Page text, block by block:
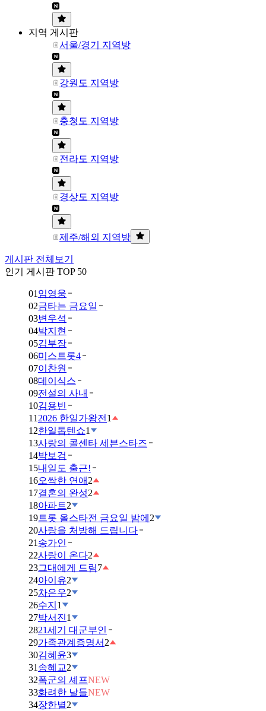
지역 게시판
서울/경기 지역방
강원도 지역방
충청도 지역방
전라도 지역방
경상도 지역방
제주/해외 지역방
게시판 전체보기
인기 게시판 TOP 50
01 임영웅
02금타는 금요일
03변우석
04박지현
05김부장
06미스트롯4
07이찬원
08데이식스
09전설의 사내
10김용빈
11 2026 한일가왕전 1
12한일톱텐쇼1
13사랑의 콜센타 세븐스타즈
14박보검
15내일도 출근!
16오싹한 연애 2
17결혼의 완성2
18아파트2
19트롯 올스타전 금요일 밤에 2
20사랑을 처방해 드립니다
21 송가인
22사랑이 온다2
23그대에게 드림7
24아이유2
25차은우2
26수지 1
27박서진1
2821세기 대군부인
29가족관계증명서 2
30김혜윤3
31 송혜교2
32폭군의 셰프NEW
33화려한 날들NEW
34장한별2